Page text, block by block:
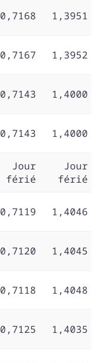
0,7168 1,3951
0,7167 1,3952
0,7143 1,4000
0,7143 1,4000
Jour
férié
Jour
férié
0,7119 1,4046
0,7120 1,4045
0,7118 1,4048
0,7125 1,4035